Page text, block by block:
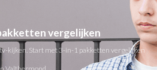
vergelijken
kijken. Start met 3-in-1 pakketten vergelijken